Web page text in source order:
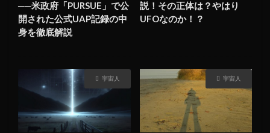
──米政府「PURSUE」で公
開された公式UAP記録の中
身を徹底解説
説！その正体は？やはり
UFOなのか！？
宇宙人 宇宙人